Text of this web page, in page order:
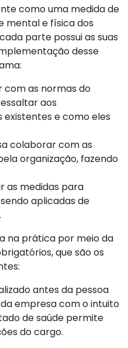
como uma medida de
mental e física dos
parte possui as suas
desse
com as normas do
aos
e como eles
colaborar com as
organização, fazendo
as medidas para
aplicadas de
na prática por meio da
que são os
antes da pessoa
empresa com o intuito
de saúde permite
do cargo.